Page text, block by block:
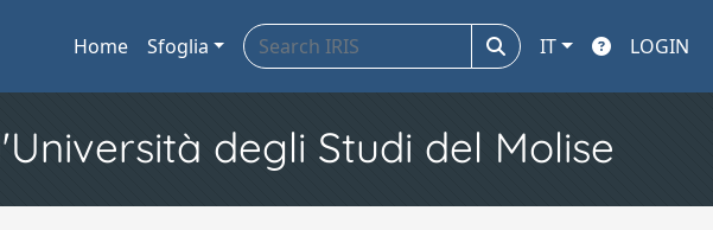
Home Sfoglia IT LOGIN
degli Studi del Molise